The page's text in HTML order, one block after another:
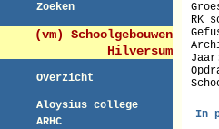
Zoeken
(vm) Schoolgebouwen
Hilversum
Overzicht
Aloysius college
ARHC
RK
In